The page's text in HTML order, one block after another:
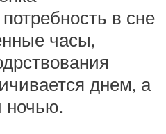
в сне
часы,
днем, а
ночью.